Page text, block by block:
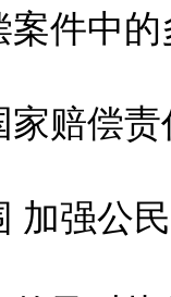
件中
赔偿
加强公